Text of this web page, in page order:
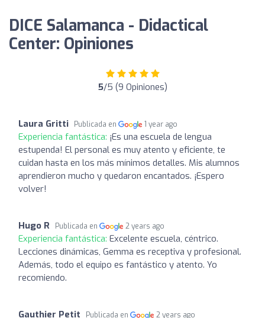
DICE Salamanca - Didactical
Center: Opiniones
5/5 (9 Opiniones)
Laura Gritti Publicada en 1 year ago
Experiencia fantástica: ¡Es una escuela de lengua
estupenda! El personal es muy atento y eficiente, te
cuidan hasta en los más mínimos detalles. Mis alumnos
aprendieron mucho y quedaron encantados. ¡Espero
volver!
Hugo R Publicada en 2 years ago
Experiencia fantástica: Excelente escuela, céntrico.
Lecciones dinámicas, Gemma es receptiva y profesional.
Además, todo el equipo es fantástico y atento. Yo
recomiendo.
Gauthier Petit Publicada en 2 years ago